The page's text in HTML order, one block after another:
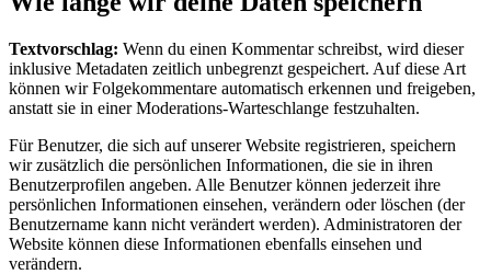
Textvorschlag: Wenn du einen Kommentar schreibst, wird dieser
inklusive Metadaten zeitlich unbegrenzt gespeichert. Auf diese Art
können wir Folgekommentare automatisch erkennen und freigeben,
anstatt sie in einer Moderations-Warteschlange festzuhalten.
Für Benutzer, die sich auf unserer Website registrieren, speichern
wir zusätzlich die persönlichen Informationen, die sie in ihren
Benutzerprofilen angeben. Alle Benutzer können jederzeit ihre
persönlichen Informationen einsehen, verändern oder löschen (der
Benutzername kann nicht verändert werden). Administratoren der
Website können diese Informationen ebenfalls einsehen und
verändern.